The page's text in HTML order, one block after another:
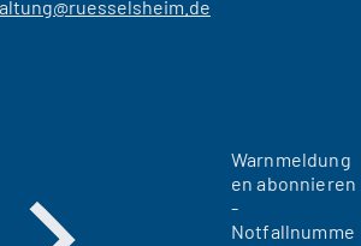
ruesselsheim de
Warnmeldung
en abonnieren
-
Notfallnumme